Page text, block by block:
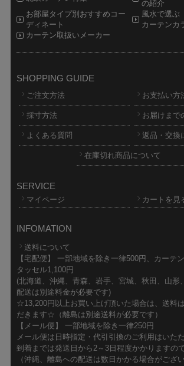
の紹介
お部屋タイプ別おすすめコー
ディネート
風水で選ぶ
カーテンカ
カーテン取扱いメーカー
SHOPPING GUIDE
ご注文方法 お支払い方
採寸方法 お届けまで
よくある質問 返品・交換
在庫切れ商品について
SERVICE
マイページ カートを見
INFOMATION
送料について
【宅配便】 一部地域を除き一律500円、カーテ
タッセル1,100円
(北海道、沖縄、青森、岩手、宮城、秋田、山形
配送は別途料金が必要です)
☆13,200円以上お買い上げ頂いた場合は、送料
だきます☆（離島は別途送料が必要です）
【メール便】 一部地域を除き一律250円
メール便は日時指定・代引引換のご利用はいた
到着までは発送日から2～3日程度かかりますの
（沖縄、離島への配送は数日かかる場合がござい